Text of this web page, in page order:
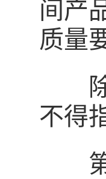
间产
质量
除
不得
第